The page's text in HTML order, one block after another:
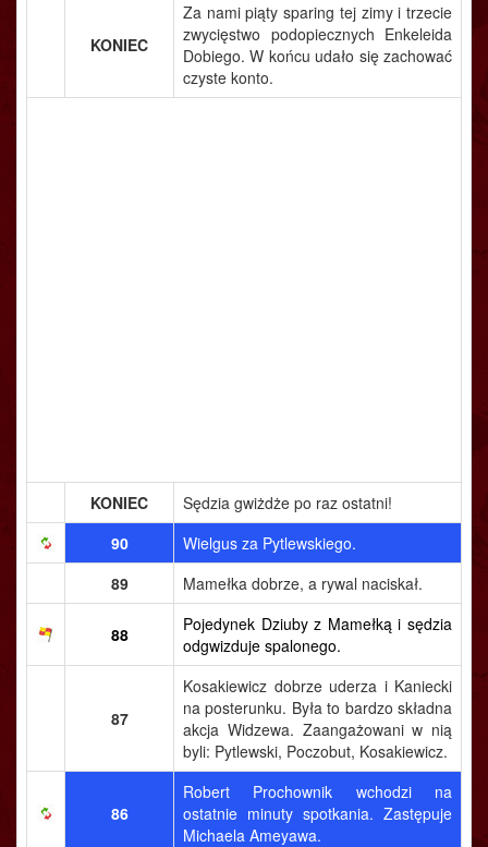
KONIEC
Za nami piąty sparing tej zimy i trzecie
zwycięstwo podopiecznych Enkeleida
Dobiego. W końcu udało się zachować
czyste konto.
KONIEC
Sędzia gwiżdże po raz ostatni!
90
Wielgus za Pytlewskiego.
89
Mamełka dobrze, a rywal naciskał.
88
Pojedynek Dziuby z Mamełką i sędzia
odgwizduje spalonego.
87
Kosakiewicz dobrze uderza i Kaniecki
na posterunku. Była to bardzo składna
akcja Widzewa. Zaangażowani w nią
byli: Pytlewski, Poczobut, Kosakiewicz.
86
Robert Prochownik wchodzi na
ostatnie minuty spotkania. Zastępuje
Michaela Ameyawa.